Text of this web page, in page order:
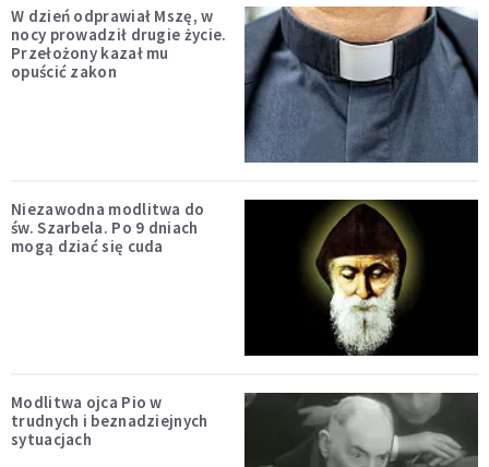
W dzień odprawiał Mszę, w
nocy prowadził drugie życie.
Przełożony kazał mu
opuścić zakon
Niezawodna modlitwa do
św. Szarbela. Po 9 dniach
mogą dziać się cuda
Modlitwa ojca Pio w
trudnych i beznadziejnych
sytuacjach